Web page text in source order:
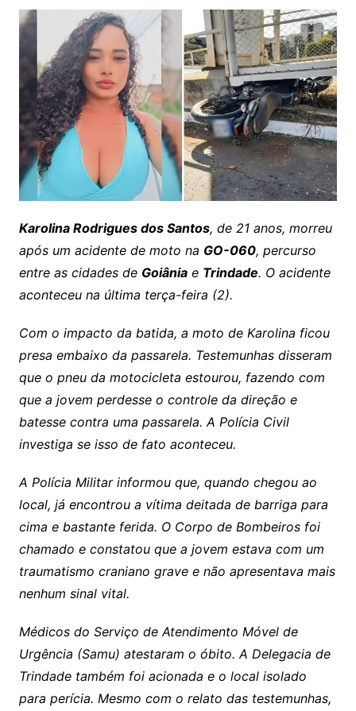
Karolina Rodrigues dos Santos, de 21 anos, morreu
após um acidente de moto na GO-060, percurso
entre as cidades de Goiâniae Trindade. O acidente
aconteceu na última terça-feira (2).
Com o impacto da batida, a moto de Karolina ficou
presa embaixo da passarela. Testemunhas disseram
que o pneu da motocicleta estourou, fazendo com
que a jovem perdesse o controle da direção e
batesse contra uma passarela. A Polícia Civil
investiga se isso de fato aconteceu.
A Polícia Militar informou que, quando chegou ao
local, já encontrou a vítima deitada de barriga para
cima e bastante ferida. O Corpo de Bombeiros foi
chamado e constatou que a jovem estava com um
traumatismo craniano grave e não apresentava mais
nenhum sinal vital.
Médicos do Serviço de Atendimento Móvel de
Urgência (Samu) atestaram o óbito. A Delegacia de
Trindade também foi acionada e o local isolado
para perícia. Mesmo com o relato das testemunhas,